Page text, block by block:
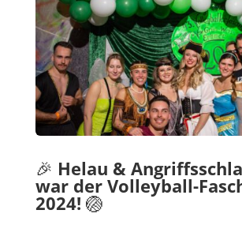
🎉 Helau &
war der Volleyball-
2024! 🏐